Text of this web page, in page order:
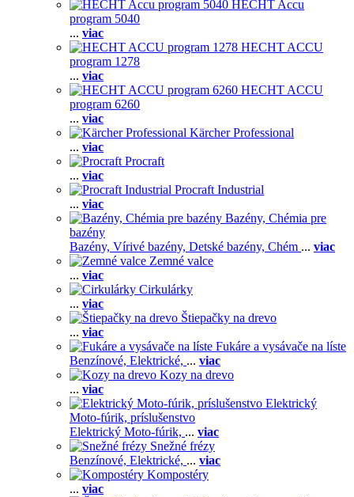
HECHT Accu
program 5040
... viac
HECHT ACCU
program 1278
... viac
HECHT ACCU
program 6260
... viac
Kärcher Professional
... viac
Procraft
... viac
Procraft Industrial
... viac
Bazény, Chémia pre
bazény
Bazény, Vírivé bazény, Detské bazény, Chém ... viac
Zemné valce
... viac
Cirkulárky
... viac
Štiepačky na drevo
... viac
Fukáre a vysávače na líste
Benzínové, Elektrické, ... viac
Kozy na drevo
... viac
Elektrický
Moto-fúrik, príslušenstvo
Elektrický Moto-fúrik, ... viac
Snežné frézy
Benzínové, Elektrické, ... viac
Kompostéry
... viac